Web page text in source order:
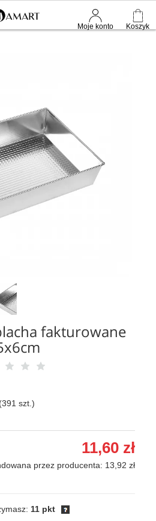
Moje konto Koszyk
fakturowane
(391 szt.)
11,60 zł
przez producenta: 13,92 zł
11 pkt